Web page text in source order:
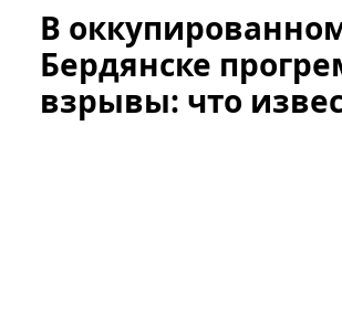
В
Бердянске
взрывы: что